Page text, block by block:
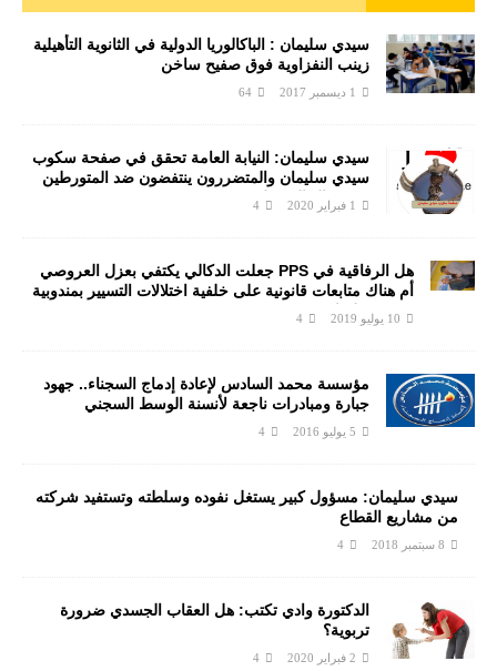
سيدي سليمان : الباكالوريا الدولية في الثانوية التأهيلية
زينب النفزاوية فوق صفيح ساخن
1 ديسمبر 2017 64
سيدي سليمان: النيابة العامة تحقق في صفحة سكوب
سيدي سليمان والمتضررون ينتفضون ضد المتورطين
من رجال الشرطة
1 فبراير 2020 4
هل الرفاقية في PPS جعلت الدكالي يكتفي بعزل العروصي
أم هناك متابعات قانونية على خلفية اختلالات التسيير بمندوبية
سيدي سليمان
10 يوليو 2019 4
مؤسسة محمد السادس لإعادة إدماج السجناء.. جهود
جبارة ومبادرات ناجعة لأنسنة الوسط السجني
5 يوليو 2016 4
سيدي سليمان: مسؤول كبير يستغل نفوده وسلطته وتستفيد شركته
من مشاريع القطاع
8 سبتمبر 2018 4
الدكتورة وادي تكتب: هل العقاب الجسدي ضرورة
تربوية؟
2 فبراير 2020 4